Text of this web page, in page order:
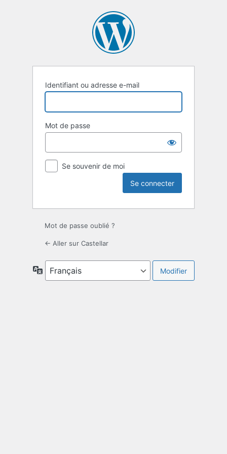
Identifiant ou adresse e-mail
Mot de passe
Se souvenir de moi
Mot de passe oublié ?
← Aller sur Castellar
Langue